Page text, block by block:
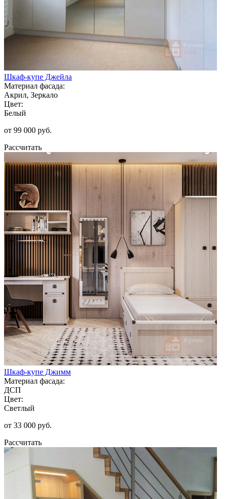
Шкаф-купе Джейла
Материал фасада:
Акрил, Зеркало
Цвет:
Белый
от 99 000 руб.
Рассчитать
Шкаф-купе Джимм
Материал фасада:
ДСП
Цвет:
Светлый
от 33 000 руб.
Рассчитать